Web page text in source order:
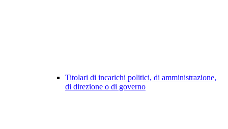
Titolari di incarichi politici, di amministrazione,
di direzione o di governo